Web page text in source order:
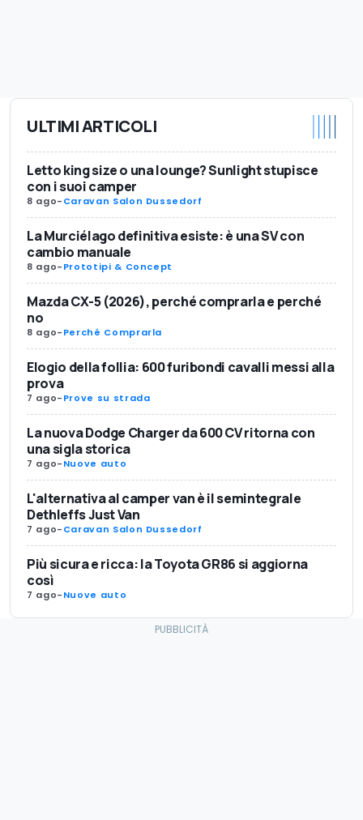
ULTIMI ARTICOLI
Letto king size o una lounge? Sunlight stupisce
con i suoi camper
8 ago-Caravan Salon Dussedorf
La Murciélago definitiva esiste: è una SV con
cambio manuale
8 ago-Prototipi & Concept
Mazda CX-5 (2026), perché comprarla e perché
no
8 ago-Perché Comprarla
Elogio della follia: 600 furibondi cavalli messi alla
prova
7 ago-Prove su strada
La nuova Dodge Charger da 600 CV ritorna con
una sigla storica
7 ago-Nuove auto
L'alternativa al camper van è il semintegrale
Dethleffs Just Van
7 ago-Caravan Salon Dussedorf
Più sicura e ricca: la Toyota GR86 si aggiorna
così
7 ago-Nuove auto